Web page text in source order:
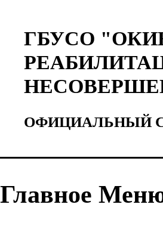
ГБУСО
ОФИЦИАЛЬНЫЙ
Главное